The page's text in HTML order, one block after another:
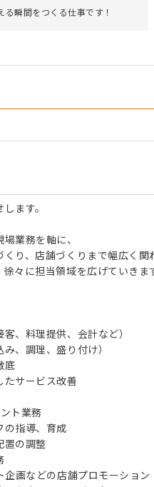
る瞬間をつくる仕事です！
ます。
業務を軸に、
り、店舗づくりまで幅広く関
々に担当領域を広げていきま
客、料理提供、会計など）
、調理、盛り付け）
底
たサービス改善
ト業務
の指導、育成
置の調整
企画などの店舗プロモーション